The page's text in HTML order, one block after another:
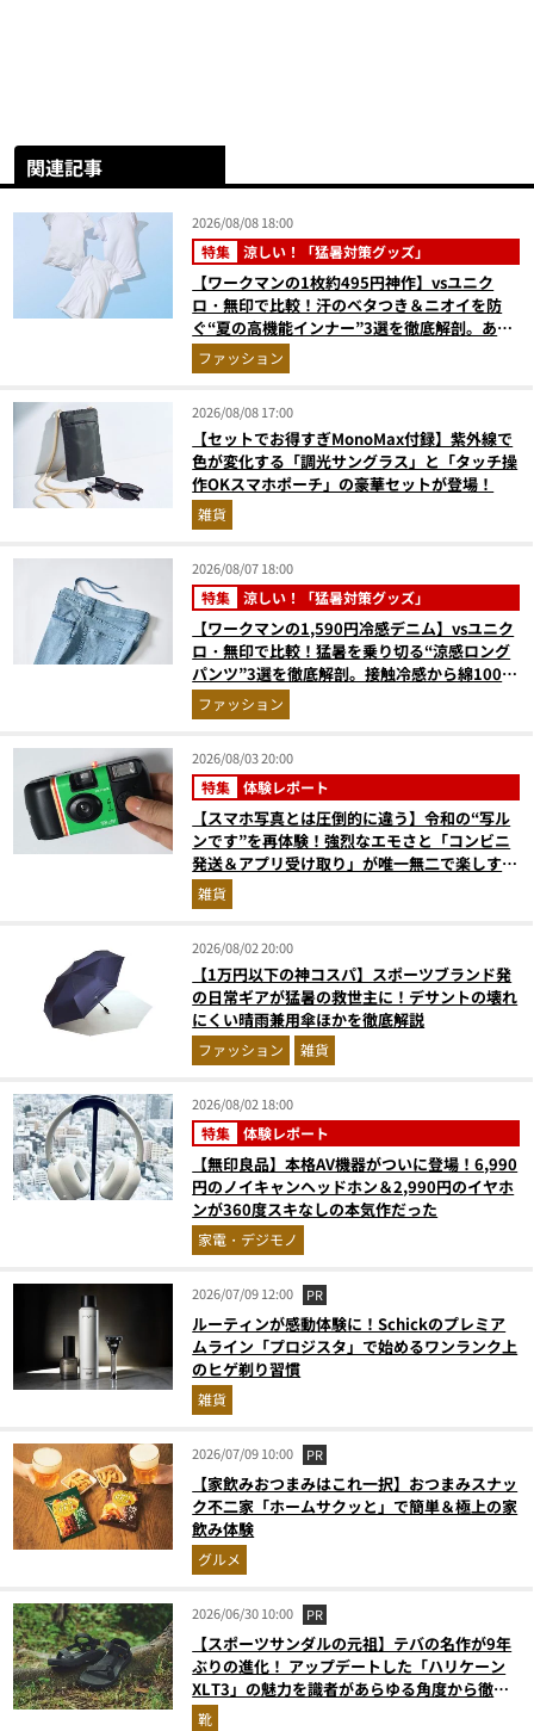
関連記事
2026/08/08 18:00
特集 涼しい！「猛暑対策グッズ」
【ワークマンの1枚約495円神作】vsユニク
ロ・無印で比較！汗のベタつき＆ニオイを防
ぐ“夏の高機能インナー”3選を徹底解剖。あな
たに最適な1着は？
ファッション
2026/08/08 17:00
【セットでお得すぎMonoMax付録】紫外線で
色が変化する「調光サングラス」と「タッチ操
作OKスマホポーチ」の豪華セットが登場！
雑貨
2026/08/07 18:00
特集 涼しい！「猛暑対策グッズ」
【ワークマンの1,590円冷感デニム】vsユニク
ロ・無印で比較！猛暑を乗り切る“涼感ロング
パンツ”3選を徹底解剖。接触冷感から綿100%
まで決定版
ファッション
2026/08/03 20:00
特集 体験レポート
【スマホ写真とは圧倒的に違う】令和の“写ル
ンです”を再体験！強烈なエモさと「コンビニ
発送＆アプリ受け取り」が唯一無二で楽しすぎ
た雑貨
2026/08/02 20:00
【1万円以下の神コスパ】スポーツブランド発
の日常ギアが猛暑の救世主に！デサントの壊れ
にくい晴雨兼用傘ほかを徹底解説
ファッション 雑貨
2026/08/02 18:00
特集 体験レポート
【無印良品】本格AV機器がついに登場！6,990
円のノイキャンヘッドホン＆2,990円のイヤホ
ンが360度スキなしの本気作だった
家電・デジモノ
2026/07/09 12:00 PR
ルーティンが感動体験に！Schickのプレミア
ムライン「プロジスタ」で始めるワンランク上
のヒゲ剃り習慣
雑貨
2026/07/09 10:00 PR
【家飲みおつまみはこれ一択】おつまみスナッ
ク不二家「ホームサクッと」で簡単＆極上の家
飲み体験
グルメ
2026/06/30 10:00 PR
【スポーツサンダルの元祖】テバの名作が9年
ぶりの進化！ アップデートした「ハリケーン
XLT3」の魅力を識者があらゆる角度から徹底
解説！
靴